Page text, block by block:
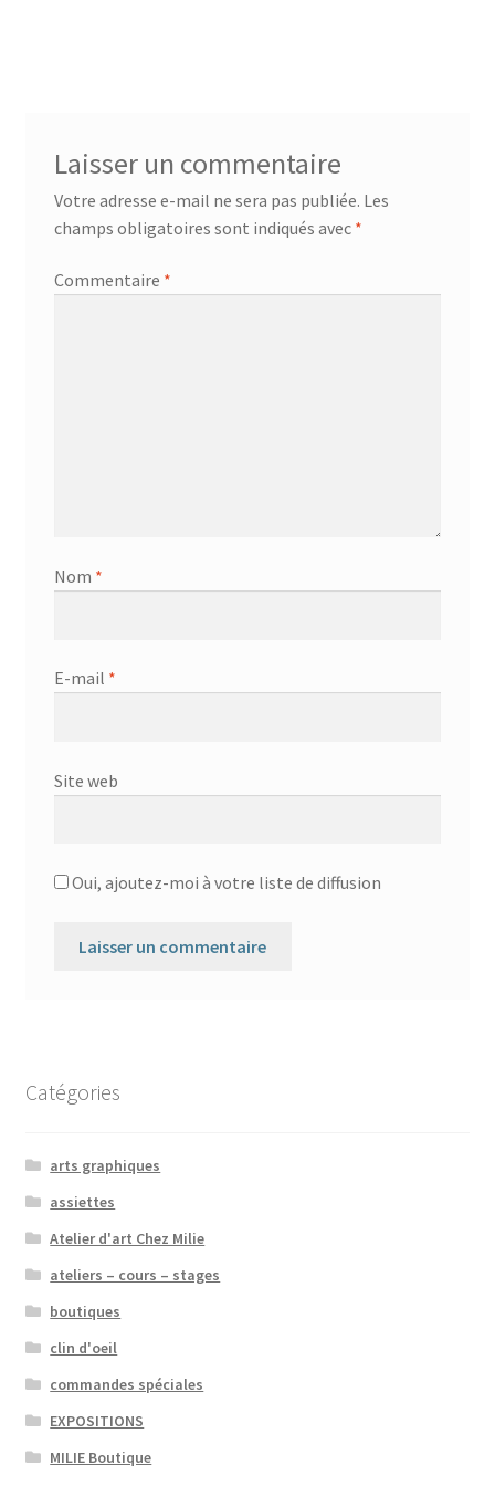
Laisser un commentaire
Votre adresse e-mail ne sera pas publiée. Les
champs obligatoires sont indiqués avec *
Commentaire *
Nom *
E-mail *
Site web
Oui, ajoutez-moi à votre liste de diffusion
Catégories
arts graphiques
assiettes
Atelier d'art Chez Milie
ateliers – cours – stages
boutiques
clin d'oeil
commandes spéciales
EXPOSITIONS
MILIE Boutique